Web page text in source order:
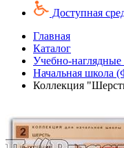
Доступная
Главная
Каталог
Учебно-наглядные
Начальная
Коллекция